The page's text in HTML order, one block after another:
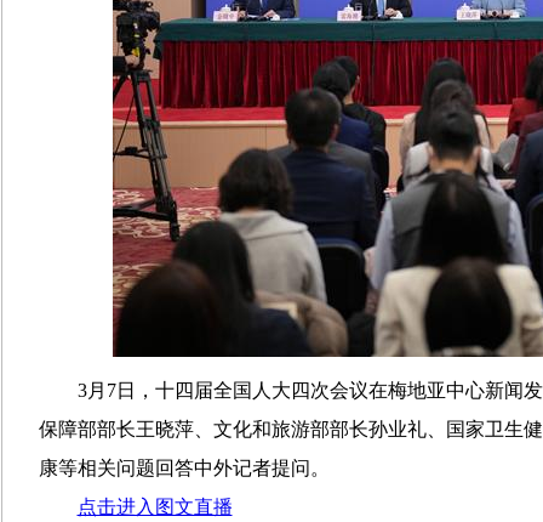
3月7日，十四届全国人大四次会议在梅地亚中心新闻
保障部部长王晓萍、文化和旅游部部长孙业礼、国家卫生
康等相关问题回答中外记者提问。
点击进入图文直播